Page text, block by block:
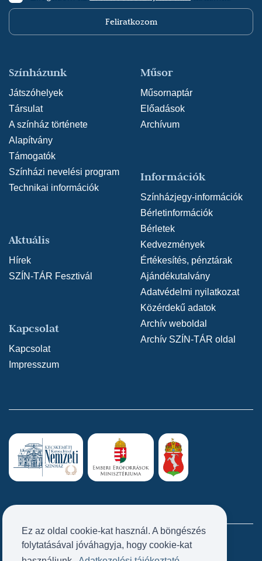
Ez az oldal cookie-kat használ. A böngészés
folytatásával jóváhagyja, hogy cookie-kat
Feliratkozom
Színházunk
Játszóhelyek
Társulat
A színház története
Alapítvány
Támogatók
Színházi nevelési program
Technikai információk
Műsor
Műsornaptár
Előadások
Archívum
Aktuális
Hírek
SZÍN-TÁR Fesztivál
Információk
Színházjegy-információk
Bérletinformációk
Bérletek
Kedvezmények
Értékesítés, pénztárak
Ajándékutalvány
Adatvédelmi nyilatkozat
Közérdekű adatok
Archív weboldal
Archív SZÍN-TÁR oldal
Kapcsolat
Kapcsolat
Impresszum
Próbatábla